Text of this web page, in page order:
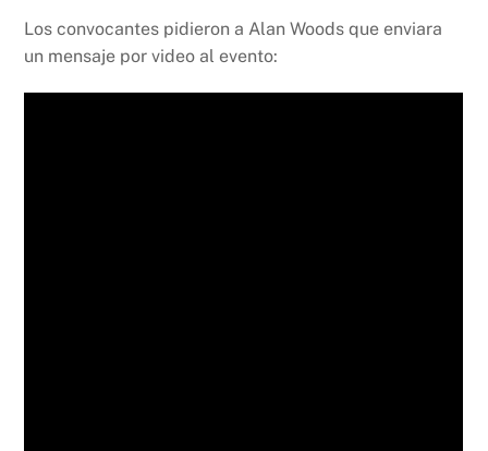
Los convocantes pidieron a Alan Woods que enviara
un mensaje por video al evento: